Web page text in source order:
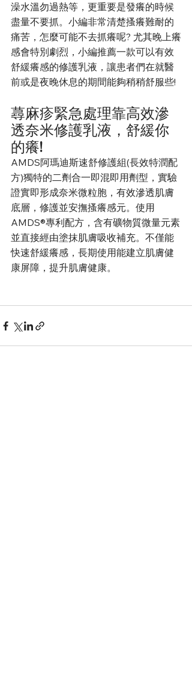
澡水溫勿過熱等，更重要是發癢的時候
盡量不要抓。小編非常清楚搔癢難耐的
痛苦，怎麼可能不去抓癢呢? 尤其晚上癢
感會特別劇烈，小編推薦一款可以有效
舒緩癢感的修護乳液，讓患者們在就醫
前或是夜晚休息的期間能夠稍稍舒服些!
蕁麻疹緊急處理靠高效滲
透奈米修護乳液，舒緩你
的癢!
AMDS阿瑪迪斯速舒修護組(長效特潤配
方)獨特的二劑合一即混即用劑型，實驗
證實即形成奈米微粒胞，有效滲透肌膚
底層，修護並安撫搔癢感元。使用
AMDS®專利配方，含有礦物質微量元素
並直接經由塗抹肌膚吸收補充。不僅能
快速舒緩癢感，長期使用能建立肌膚健
康屏障，提升肌膚健康。